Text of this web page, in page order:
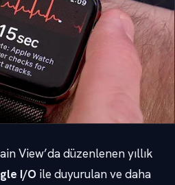
View’da düzenlenen yıllık
I/O ile duyurulan ve daha